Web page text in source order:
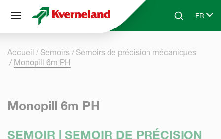
Skip to main contentSearchFR
Select
Accueil Semoirs
Semoirs de précision mécaniques
Monopill 6m PH
Monopill 6m PH
SEMOIR | SEMOIR DE PRÉCISION
Panneau de gestion des cookies